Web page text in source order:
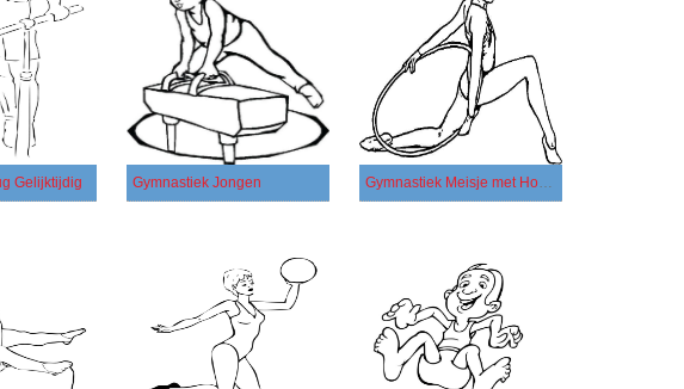
Gelijktijdig Gymnastiek Jongen Gymnastiek Meisje met Hoepel